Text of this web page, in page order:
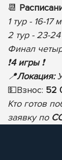
📆
1 тур - 16-17
2 тур - 23-
Финал
❗️4 игры❗️
📍Локация:
💵Взнос: 52
Кто готов
заявку по